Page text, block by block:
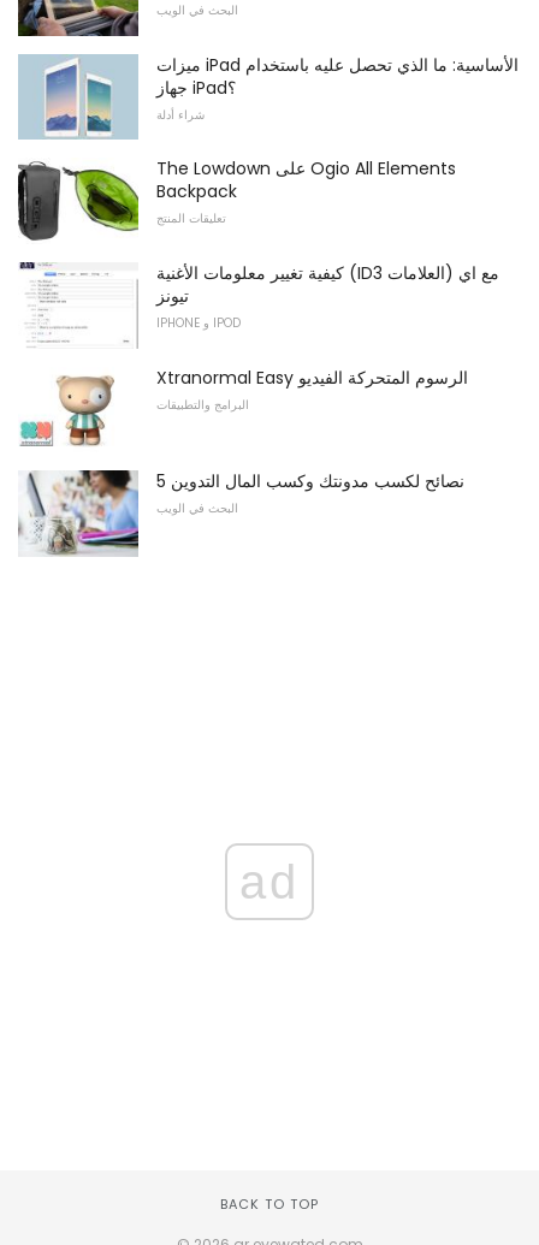
البحث في الويب
ميزات iPad الأساسية: ما الذي تحصل عليه باستخدام
جهاز iPad؟
شراء أدلة
The Lowdown على Ogio All Elements
Backpack
تعليقات المنتج
كيفية تغيير معلومات الأغنية (ID3 العلامات) مع اي
تيونز
IPHONE و IPOD
Xtranormal Easy الرسوم المتحركة الفيديو
البرامج والتطبيقات
5 نصائح لكسب مدونتك وكسب المال التدوين
البحث في الويب
ad
BACK TO TOP